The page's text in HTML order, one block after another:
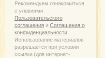
Рекомендуем ознакомиться
с уловиями
Пользовательского
соглашения и Соглашения о
конфиденциальности
Использование материалов
разрешается при условии
ссылки (для интернет-